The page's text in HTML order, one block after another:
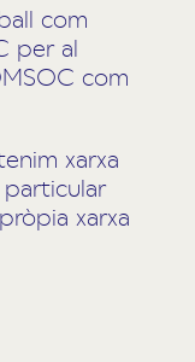
com
per al
com
xarxa
xarxa